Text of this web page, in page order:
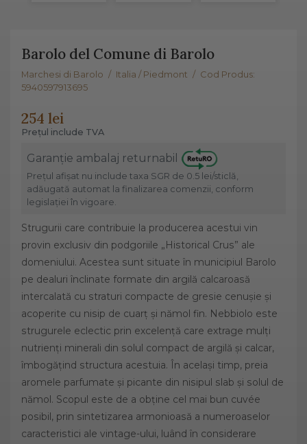
Barolo del Comune di Barolo
Marchesi di Barolo / Italia / Piedmont / Cod Produs:
5940597913695
254 lei
Prețul include TVA
Garanție ambalaj returnabil
Prețul afișat nu include taxa SGR de 0.5 lei/sticlă,
adăugată automat la finalizarea comenzii, conform
legislației în vigoare.
Strugurii care contribuie la producerea acestui vin
provin exclusiv din podgoriile „Historical Crus” ale
domeniului. Acestea sunt situate în municipiul Barolo
pe dealuri înclinate formate din argilă calcaroasă
intercalată cu straturi compacte de gresie cenușie și
acoperite cu nisip de cuarț și nămol fin. Nebbiolo este
strugurele eclectic prin excelență care extrage mulți
nutrienți minerali din solul compact de argilă și calcar,
îmbogățind structura acestuia. În același timp, preia
aromele parfumate și picante din nisipul slab și solul de
nămol. Scopul este de a obține cel mai bun cuvée
posibil, prin sintetizarea armonioasă a numeroaselor
caracteristici ale vintage-ului, luând în considerare